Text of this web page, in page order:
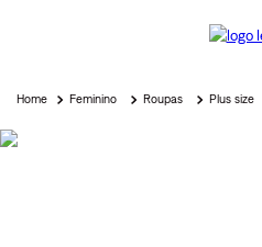
Feminino Roupas Plus size